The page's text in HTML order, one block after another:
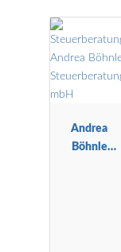
Andrea
Böhnle